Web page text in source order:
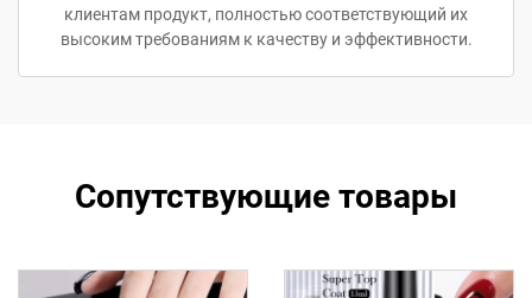
клиентам продукт, полностью соответствующий их
высоким требованиям к качеству и эффективности.
Сопутствующие товары